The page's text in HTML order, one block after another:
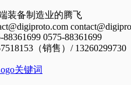
装备制造业的腾飞
0575-88361699